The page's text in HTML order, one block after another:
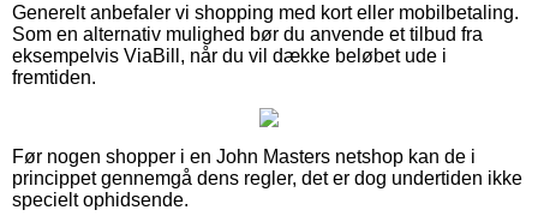
Generelt anbefaler vi shopping med kort eller mobilbetaling.
Som en alternativ mulighed bør du anvende et tilbud fra
eksempelvis ViaBill, når du vil dække beløbet ude i
fremtiden.
Før nogen shopper i en John Masters netshop kan de i
princippet gennemgå dens regler, det er dog undertiden ikke
specielt ophidsende.